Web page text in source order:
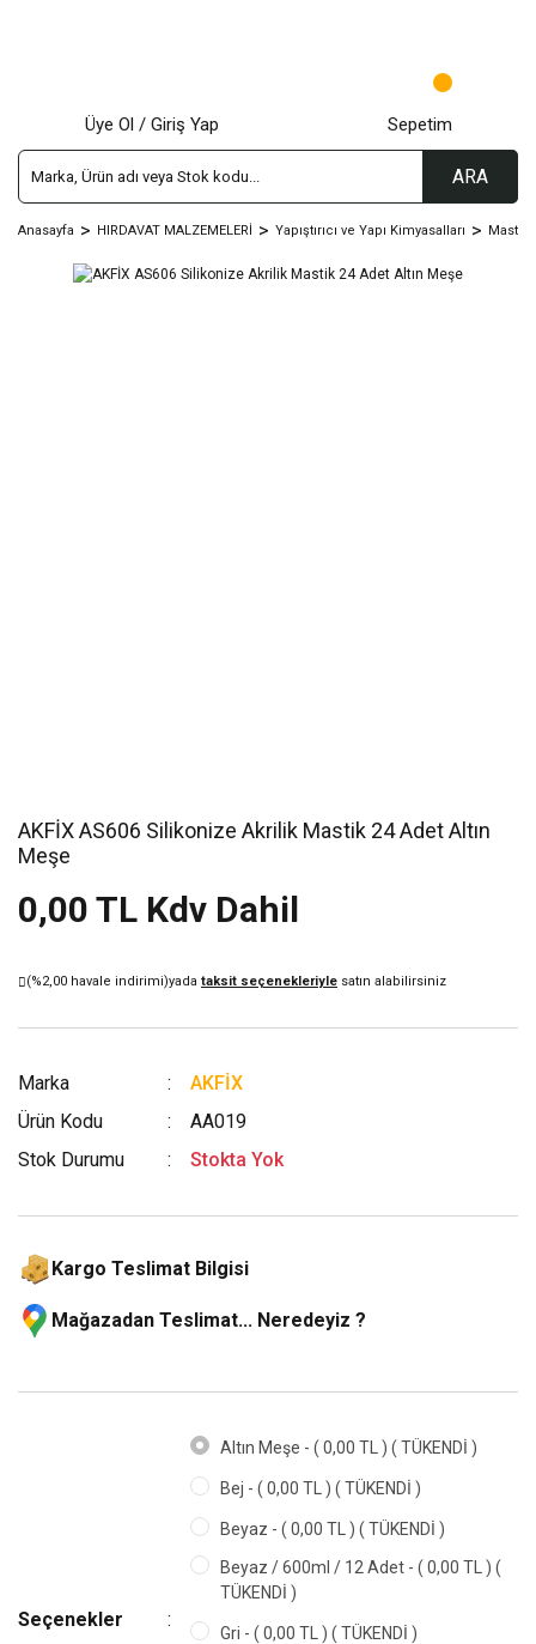
ARA
Üye Ol / Giriş Yap Sepetim
Anasayfa HIRDAVAT MALZEMELERİ Yapıştırıcı ve Yapı Kimyasalları Mastik
AKFİX AS606 Silikonize Akrilik Mastik 24 Adet Altın
Meşe
0,00 TL Kdv Dahil
(%2,00 havale indirimi)yada taksit seçenekleriyle satın alabilirsiniz
Marka
AKFİX
Ürün Kodu
AA019
Stok Durumu
Stokta Yok
Kargo Teslimat Bilgisi
Mağazadan Teslimat... Neredeyiz ?
Seçenekler
Altın Meşe - ( 0,00 TL ) ( TÜKENDİ )
Bej - ( 0,00 TL ) ( TÜKENDİ )
Beyaz - ( 0,00 TL ) ( TÜKENDİ )
Beyaz / 600ml / 12 Adet - ( 0,00 TL ) (
TÜKENDİ )
Gri - ( 0,00 TL ) ( TÜKENDİ )